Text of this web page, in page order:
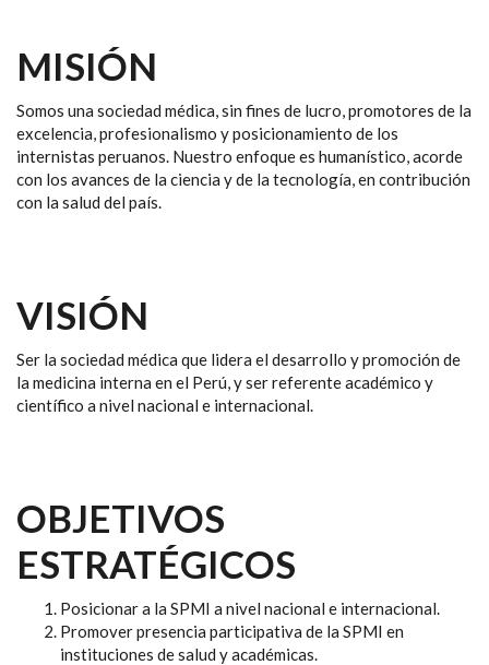
MISIÓN
Somos una sociedad médica, sin fines de lucro, promotores de la
excelencia, profesionalismo y posicionamiento de los
internistas peruanos. Nuestro enfoque es humanístico, acorde
con los avances de la ciencia y de la tecnología, en contribución
con la salud del país.
VISIÓN
Ser la sociedad médica que lidera el desarrollo y promoción de
la medicina interna en el Perú, y ser referente académico y
científico a nivel nacional e internacional.
OBJETIVOS
ESTRATÉGICOS
Posicionar a la SPMI a nivel nacional e internacional.
Promover presencia participativa de la SPMI en
instituciones de salud y académicas.